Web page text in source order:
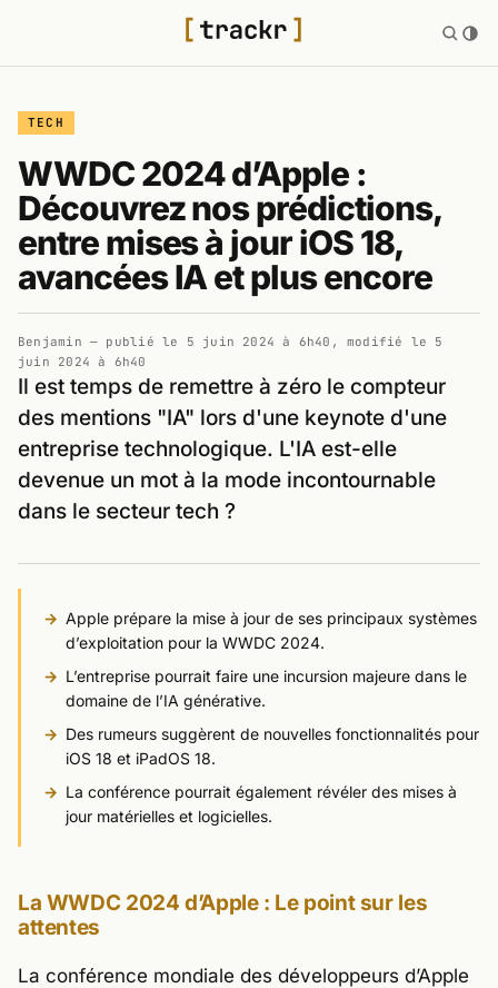
TECH
WWDC 2024 d’Apple :
Découvrez nos prédictions,
entre mises à jour iOS 18,
avancées IA et plus encore
Benjamin — publié le 5 juin 2024 à 6h40 , modifié le 5
juin 2024 à 6h40
Il est temps de remettre à zéro le compteur
des mentions "IA" lors d'une keynote d'une
entreprise technologique. L'IA est-elle
devenue un mot à la mode incontournable
dans le secteur tech ?
Apple prépare la mise à jour de ses principaux systèmes
d’exploitation pour la WWDC 2024.
L’entreprise pourrait faire une incursion majeure dans le
domaine de l’IA générative.
Des rumeurs suggèrent de nouvelles fonctionnalités pour
iOS 18 et iPadOS 18.
La conférence pourrait également révéler des mises à
jour matérielles et logicielles.
La WWDC 2024 d’Apple : Le point sur les
attentes
La conférence mondiale des développeurs d’Apple